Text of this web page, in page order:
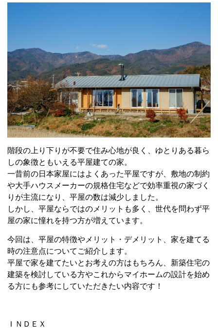
階段の上り下りが不要で住み心地が良く、ゆとりある暮ら
しの象徴ともいえる平屋建ての家。
一昔前の日本家屋にはよくあった平屋ですが、敷地の制約
や大手ハウスメーカーの規格住宅などで効率重視の家づく
りが主流になり、平屋の数は減少しました。
しかし、平屋ならではのメリットも多く、世代を問わず平
屋の家に憧れを持つ方が増えています。
今回は、平屋の特徴やメリット・デメリット、家を建てる
時の注意点についてご紹介します。
平屋で家を建てたいとお考えの方はもちろん、新築住宅の
建築を検討している方やこれからマイホームの設計を始め
る方にも参考にしていただきたい内容です！
ＩＮＤＥＸ